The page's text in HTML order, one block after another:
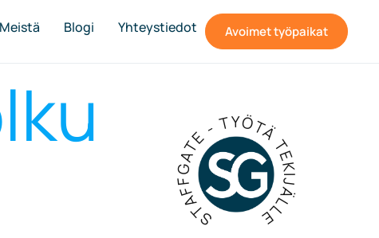
Meistä Blogi Yhteystiedot Avoimet työpaikat
STAFFGATE - TYÖTÄ TEKIJÄLLE